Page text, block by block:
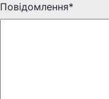
Повідомлення*